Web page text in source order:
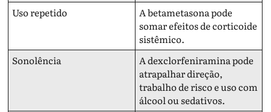
Uso repetido
A betametasona pode
somar efeitos de corticoide
sistêmico.
Sonolência
A dexclorfeniramina pode
atrapalhar direção,
trabalho de risco e uso com
álcool ou sedativos.